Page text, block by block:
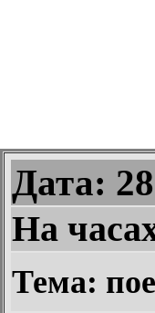
Дата:
На
Тема: